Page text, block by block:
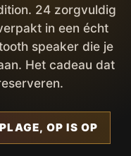
24 zorgvuldig
in een écht
speaker die je
Het cadeau dat
OP IS OP